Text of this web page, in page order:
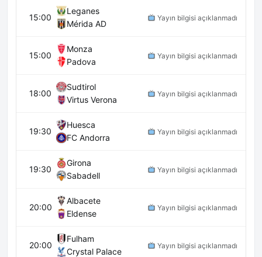
15:00
Leganes
Mérida AD
Yayın bilgisi açıklanmadı
15:00
Monza
Padova
Yayın bilgisi açıklanmadı
18:00
Sudtirol
Virtus Verona
Yayın bilgisi açıklanmadı
19:30
Huesca
FC Andorra
Yayın bilgisi açıklanmadı
19:30
Girona
Sabadell
Yayın bilgisi açıklanmadı
20:00
Albacete
Eldense
Yayın bilgisi açıklanmadı
20:00
Fulham
Crystal Palace
Yayın bilgisi açıklanmadı